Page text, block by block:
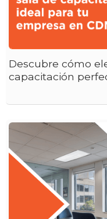
Descubre cómo
capacitación